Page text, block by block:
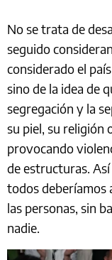
No se trata de
seguido
considerado el
sino de la idea de
segregación y la
su piel, su religión
provocando
de estructuras.
todos deberíamos
las personas, sin
nadie.